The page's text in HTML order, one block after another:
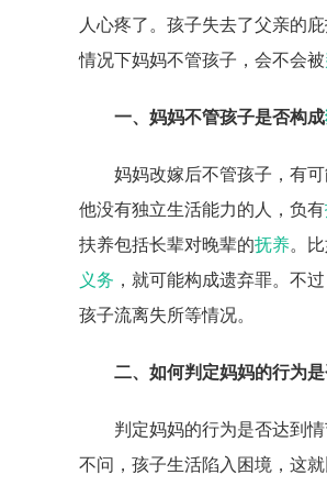
人心疼了。孩子失去了父亲的
情况下妈妈不管孩子，会不会被
一、妈妈不管孩子是否构成
妈妈改嫁后不管孩子，有
他没有独立生活能力的人，负有
扶养包括长辈对晚辈的抚养。
义务 ，就可能构成遗弃罪。不
孩子流离失所等情况。
二、如何判定妈妈的行为
判定妈妈的行为是否达到
不问，孩子生活陷入困境，这